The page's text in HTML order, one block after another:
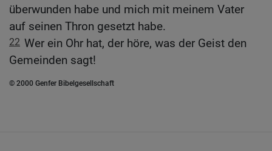
überwunden habe und mich mit meinem Vater
auf seinen Thron gesetzt habe.
22 Wer ein Ohr hat, der höre, was der Geist den
Gemeinden sagt!
© 2000 Genfer Bibelgesellschaft